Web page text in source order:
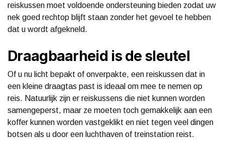
reiskussen moet voldoende ondersteuning bieden zodat uw
nek goed rechtop blijft staan zonder het gevoel te hebben
dat u wordt afgekneld.
Draagbaarheid is de sleutel
Of u nu licht bepakt of onverpakte, een reiskussen dat in
een kleine draagtas past is ideaal om mee te nemen op
reis. Natuurlijk zijn er reiskussens die niet kunnen worden
samengeperst, maar ze moeten toch gemakkelijk aan een
koffer kunnen worden vastgeklikt en niet tegen veel dingen
botsen als u door een luchthaven of treinstation reist.